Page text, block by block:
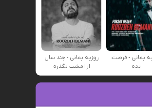
بمانی - فرصت
بده
روزبه بمانی - چند سال
از امشب بگذره